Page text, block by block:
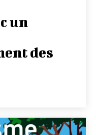
un
des